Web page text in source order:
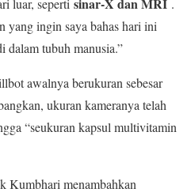
luar, seperti sinar-X dan MRI .
yang ingin saya bahas hari ini
dalam tubuh manusia.”
awalnya berukuran sebesar
ukuran kameranya telah
“seukuran kapsul multivitamin
Kumbhari menambahkan